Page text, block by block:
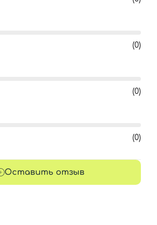
(0)
(0)
(0)
Оставить отзыв